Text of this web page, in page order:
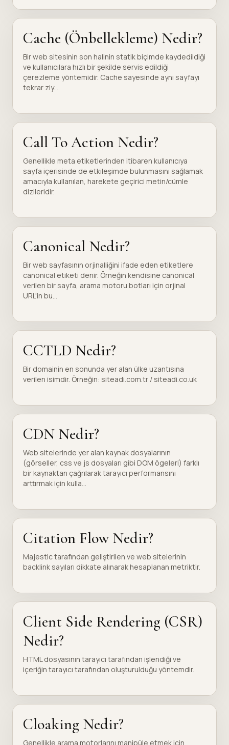
Cache (Önbellekleme) Nedir?
Bir web sitesinin son halinin statik biçimde kaydedildiği
ve kullanıcılara hızlı bir şekilde servis edildiği
çerezleme yöntemidir. Cache sayesinde aynı sayfayı
tekrar ziy...
Call To Action Nedir?
Genellikle meta etiketlerinden itibaren kullanıcıya
sayfa içerisinde de etkileşimde bulunmasını sağlamak
amacıyla kullanılan, harekete geçirici metin/cümle
dizileridir.
Canonical Nedir?
Bir web sayfasının orjinalliğini ifade eden etiketlere
canonical etiketi denir. Örneğin kendisine canonical
verilen bir sayfa, arama motoru botları için orjinal
URL'in bu...
CCTLD Nedir?
Bir domainin en sonunda yer alan ülke uzantısına
verilen isimdir. Örneğin: siteadi.com.tr / siteadi.co.uk
CDN Nedir?
Web sitelerinde yer alan kaynak dosyalarının
(görseller, css ve js dosyaları gibi DOM ögeleri) farklı
bir kaynaktan çağrılarak tarayıcı performansını
arttırmak için kulla...
Citation Flow Nedir?
Majestic tarafından geliştirilen ve web sitelerinin
backlink sayıları dikkate alınarak hesaplanan metriktir.
Client Side Rendering (CSR)
Nedir?
HTML dosyasının tarayıcı tarafından işlendiği ve
içeriğin tarayıcı tarafından oluşturulduğu yöntemdir.
Cloaking Nedir?
Genellikle arama motorlarını manipüle etmek için